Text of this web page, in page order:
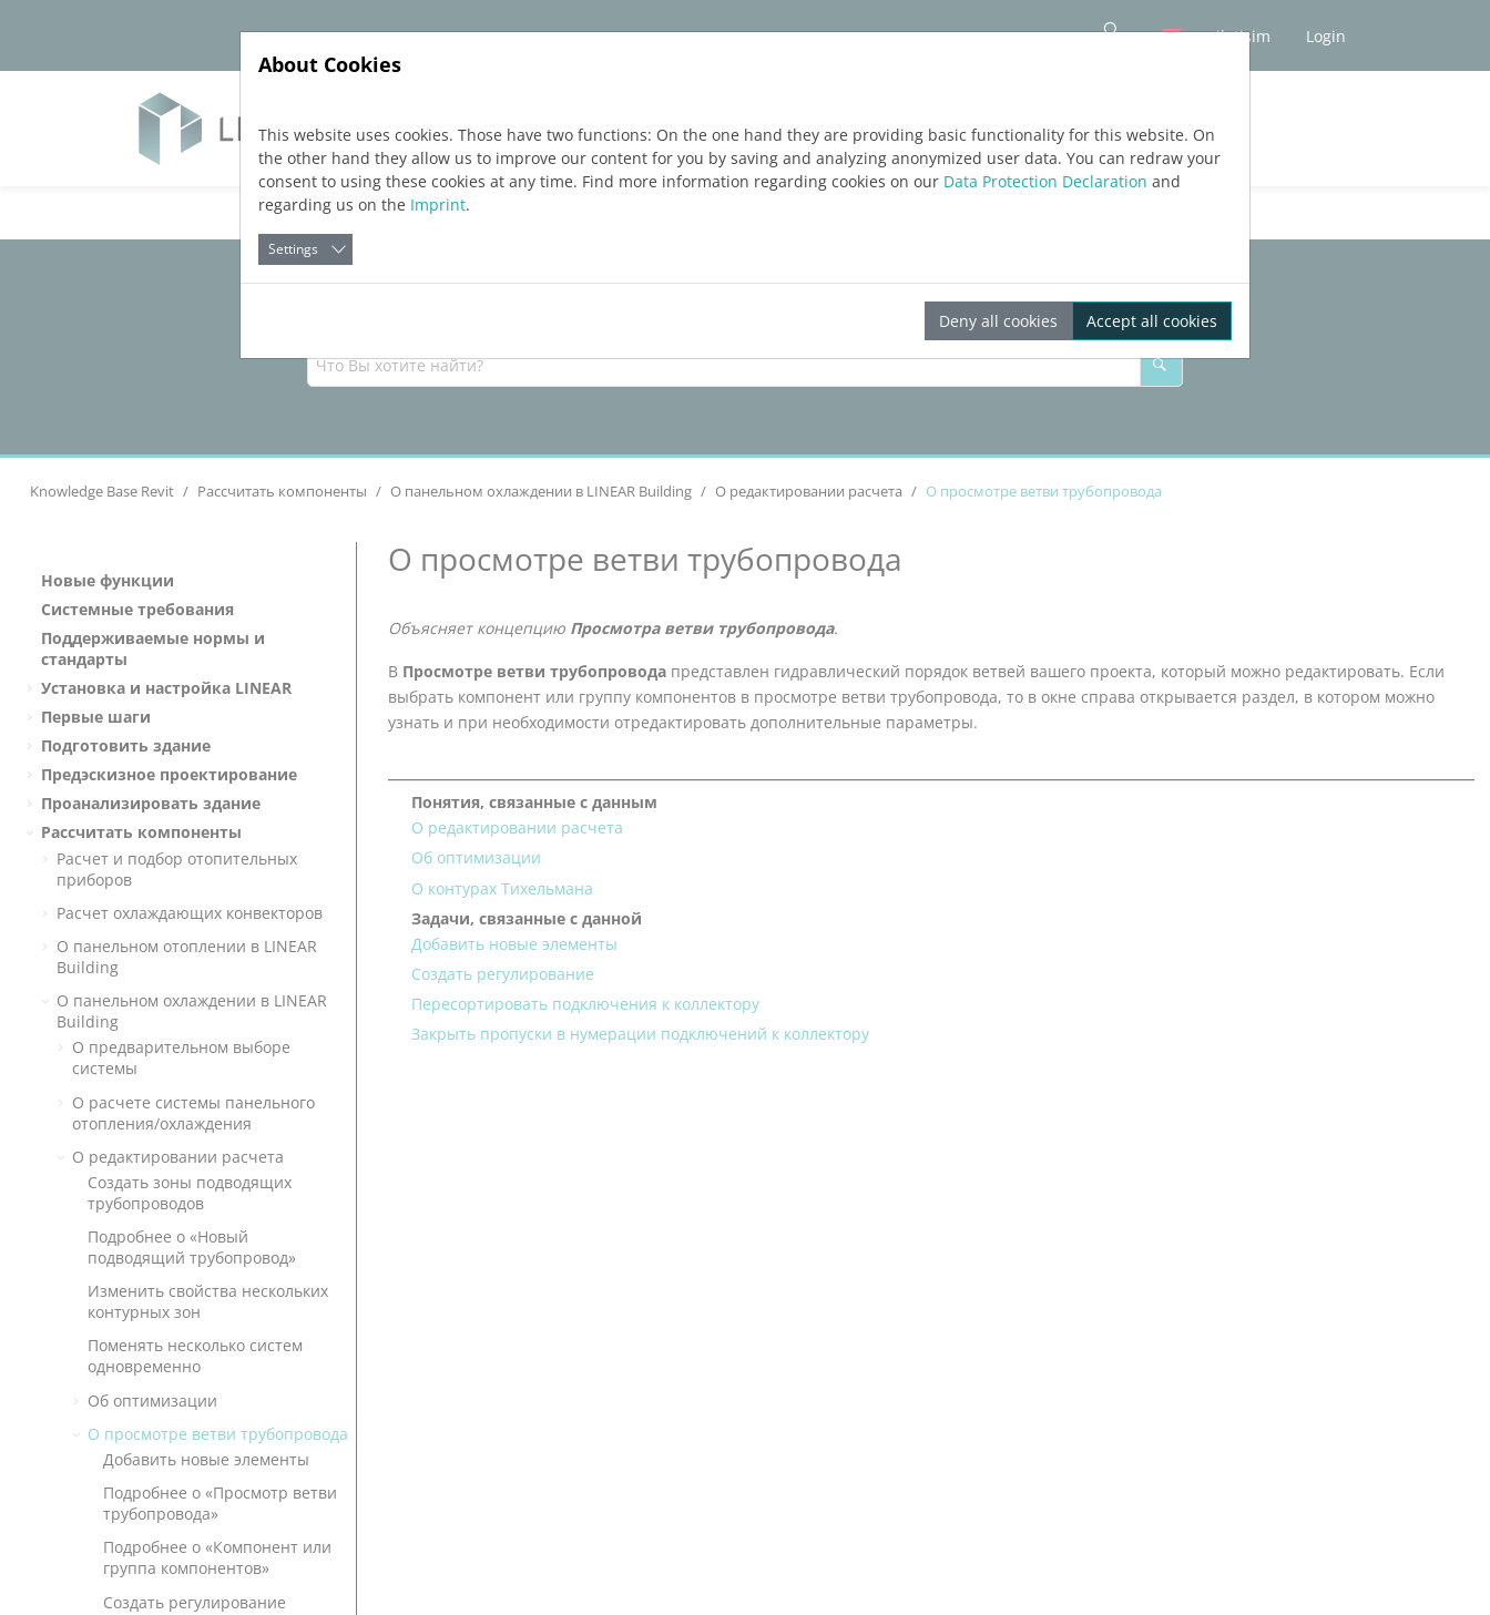
iletişim
Login
Yazılım Servisler Blog ÜCRETSIZ DENEME
Knowledge Base Revit Рассчитать компоненты О панельном охлаждении в LINEAR Building О редактировании расчета О просмотре ветви трубопровода
Новые функции
Системные требования
Поддерживаемые нормы и
стандарты
Установка и настройка LINEAR
Первые шаги
Подготовить здание
Предэскизное проектирование
Проанализировать здание
Рассчитать компоненты
Расчет и подбор отопительных
приборов
Расчет охлаждающих конвекторов
О панельном отоплении в LINEAR
Building
О панельном охлаждении в LINEAR
Building
О предварительном выборе
системы
О расчете системы панельного
отопления/охлаждения
О редактировании расчета
Создать зоны подводящих
трубопроводов
Подробнее о «Новый
подводящий трубопровод»
Изменить свойства нескольких
контурных зон
Поменять несколько систем
одновременно
Об оптимизации
О просмотре ветви трубопровода
Добавить новые элементы
Подробнее о «Просмотр ветви
трубопровода»
Подробнее о «Компонент или
группа компонентов»
Создать регулирование
О просмотре ветви трубопровода
Объясняет концепцию Просмотра ветви трубопровода.
В Просмотре ветви трубопровода представлен гидравлический порядок ветвей вашего проекта, который можно редактировать. Если
выбрать компонент или группу компонентов в просмотре ветви трубопровода, то в окне справа открывается раздел, в котором можно
узнать и при необходимости отредактировать дополнительные параметры.
Понятия, связанные с данным
О редактировании расчета
Об оптимизации
О контурах Тихельмана
Задачи, связанные с данной
Добавить новые элементы
Создать регулирование
Пересортировать подключения к коллектору
Закрыть пропуски в нумерации подключений к коллектору
About Cookies
This website uses cookies. Those have two functions: On the one hand they are providing basic functionality for this website. On
the other hand they allow us to improve our content for you by saving and analyzing anonymized user data. You can redraw your
consent to using these cookies at any time. Find more information regarding cookies on our Data Protection Declaration and
regarding us on the Imprint.
Settings
Deny all cookies Accept all cookies